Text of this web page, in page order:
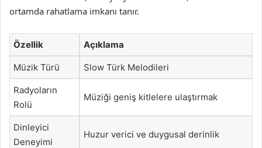
ortamda rahatlama imkanı tanır.
Özellik Açıklama
Müzik Türü Slow Türk Melodileri
Radyoların
Rolü
Müziği geniş kitlelere ulaştırmak
Dinleyici
Deneyimi
Huzur verici ve duygusal derinlik